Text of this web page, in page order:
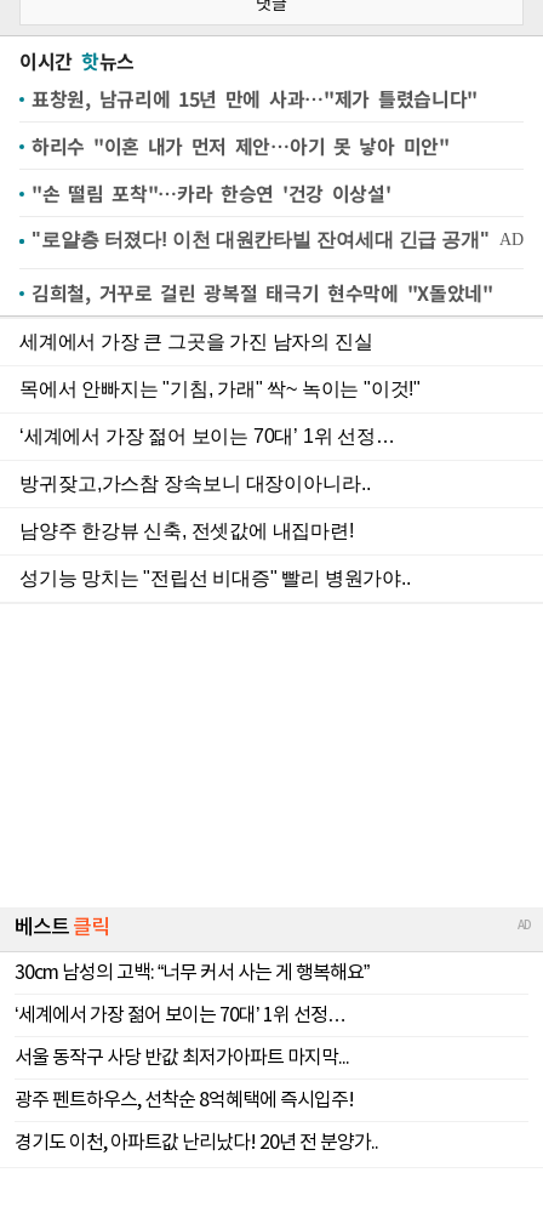
이시간 핫뉴스
표창원, 남규리에 15년 만에 사과…"제가 틀렸습니다"
하리수 "이혼 내가 먼저 제안…아기 못 낳아 미안"
"손 떨림 포착"…카라 한승연 '건강 이상설'
김희철, 거꾸로 걸린 광복절 태극기 현수막에 "X돌았네"